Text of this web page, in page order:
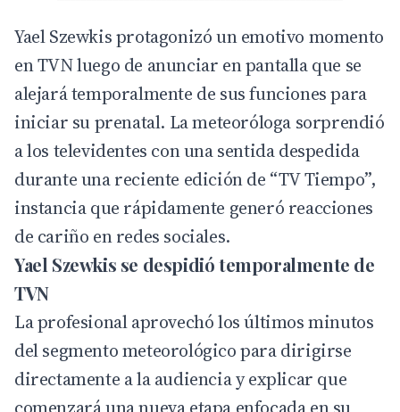
Yael Szewkis protagonizó un emotivo momento
enTVNluego de anunciar en pantalla que se
alejará temporalmente de sus funciones para
iniciar su prenatal. La meteoróloga sorprendió
a los televidentes con una sentida despedida
durante una reciente edición de “TV Tiempo”,
instancia que rápidamente generó reacciones
de cariño en redes sociales.
Yael Szewkis se despidió temporalmente de
TVN
La profesional aprovechó los últimos minutos
del segmento meteorológico para dirigirse
directamente a la audiencia y explicar que